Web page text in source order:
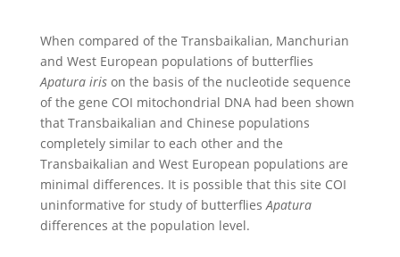
When compared of the Transbaikalian, Manchurian
and West European populations of butterflies
Apatura irison the basis of the nucleotide sequence
of the gene COI mitochondrial DNA had been shown
that Transbaikalian and Chinese populations
completely similar to each other and the
Transbaikalian and West European populations are
minimal differences. It is possible that this site COI
uninformative for study of butterfliesApatura
differences at the population level.